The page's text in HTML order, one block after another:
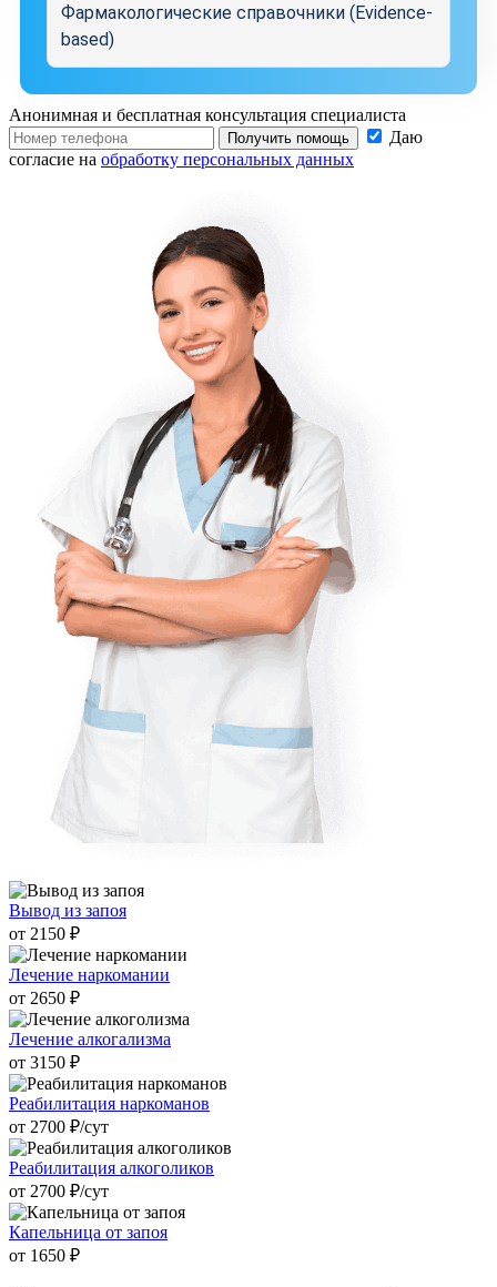
Фармакологические справочники (Evidence-
based)
Анонимная и бесплатная консультация специалиста
Получить помощь
Даю
согласие на обработку персональных данных
Вывод из запоя
от 2150 ₽
Лечение наркомании
от 2650 ₽
Лечение алкогализма
от 3150 ₽
Реабилитация наркоманов
от 2700 ₽/cут
Реабилитация алкоголиков
от 2700 ₽/cут
Капельница от запоя
от 1650 ₽